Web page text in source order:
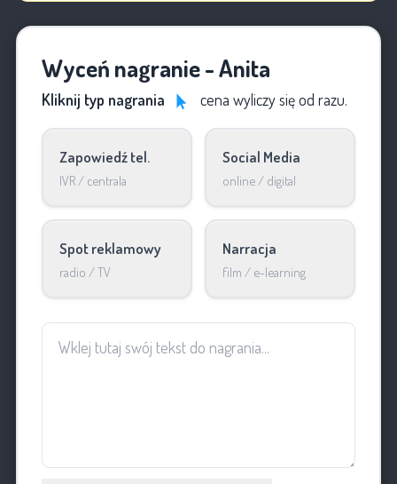
Wyceń nagranie - Anita
Kliknij typ nagrania cena wyliczy się od razu.
Zapowiedź tel.
IVR / centrala
Social Media
online / digital
Spot reklamowy
radio / TV
Narracja
film / e-learning